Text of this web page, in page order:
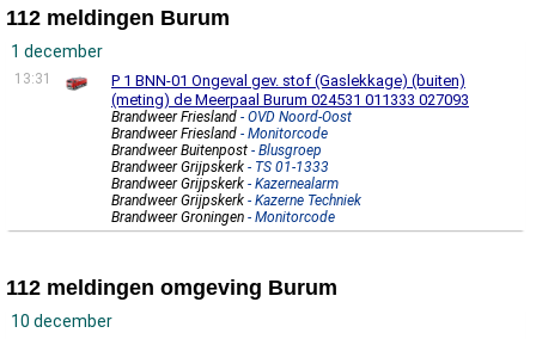
112 meldingen Burum
1 december
13:31
P 1 BNN-01 Ongeval gev. stof (Gaslekkage) (buiten)
(meting) de Meerpaal Burum 024531 011333 027093
Brandweer Friesland - OVD Noord-Oost
Brandweer Friesland - Monitorcode
Brandweer Buitenpost - Blusgroep
Brandweer Grijpskerk - TS 01-1333
Brandweer Grijpskerk - Kazernealarm
Brandweer Grijpskerk - Kazerne Techniek
Brandweer Groningen - Monitorcode
112 meldingen omgeving Burum
10 december